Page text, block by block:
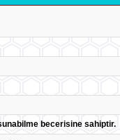
becerisine sahiptir.